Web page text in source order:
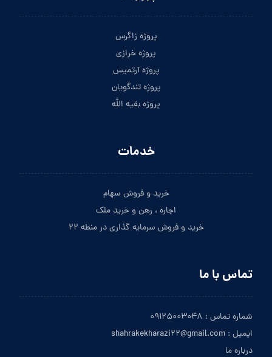
پروژه زاگرس
پروژه خرازی
پروژه آرتمیس
پروژه تندگویان
پروژه بقیه الله
خدمات
خرید و فروش سهام
اجاره ، رهن و خرید ملک
خرید و فروش سرمایه گذاری در منطه ۲۲
تماس با ما
شماره تماس : ۰۹۱۲۵۰۰۳۰۴۸
ایمیل : shahrakekharazi۲۲@gmail.com
درباره ما